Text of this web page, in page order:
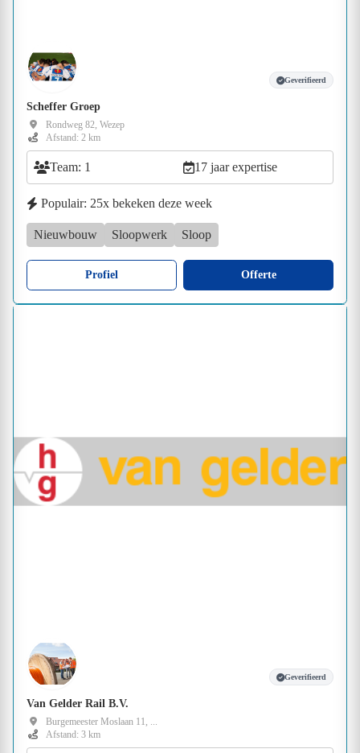
Geverifieerd
Scheffer Groep
Rondweg 82, Wezep
Afstand: 2 km
Team: 1 17 jaar expertise
Populair: 25x bekeken deze week
Nieuwbouw Sloopwerk Sloop
Profiel Offerte
Geverifieerd
Van Gelder Rail B.V.
Burgemeester Moslaan 11, ...
Afstand: 3 km